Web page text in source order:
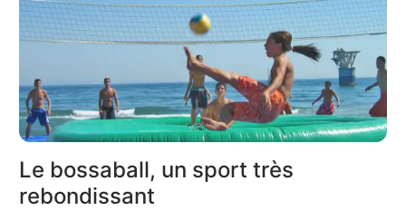
Le bossaball, un sport très
rebondissant